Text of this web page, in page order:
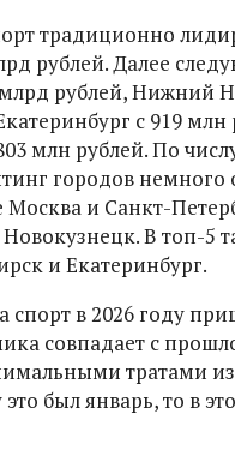
традиционно
рублей. Далее
рублей, Нижний
с 919 млн
млн рублей. По
городов немного
Москва и Санкт-
Новокузнецк. В топ-5
и Екатеринбург.
спорт в 2026 году
совпадает с
тратами
это был январь, то в